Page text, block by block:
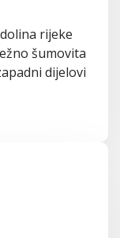
rijeke
šumovita
dijelovi